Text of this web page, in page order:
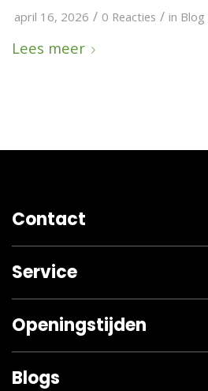
april 16, 2026 / 0 Reacties / in Blog
Lees meer
Contact
Service
Openingstijden
Blogs